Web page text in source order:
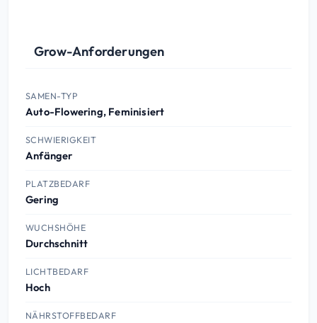
Grow-Anforderungen
SAMEN-TYP
Auto-Flowering, Feminisiert
SCHWIERIGKEIT
Anfänger
PLATZBEDARF
Gering
WUCHSHÖHE
Durchschnitt
LICHTBEDARF
Hoch
NÄHRSTOFFBEDARF